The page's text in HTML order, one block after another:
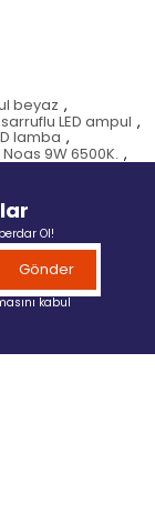
beyaz ,
LED ampul ,
lamba ,
Noas 9W 6500K. ,
Ol!
Gönder
kabul